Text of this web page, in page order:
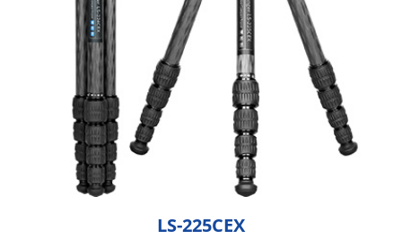
LS-225CEX